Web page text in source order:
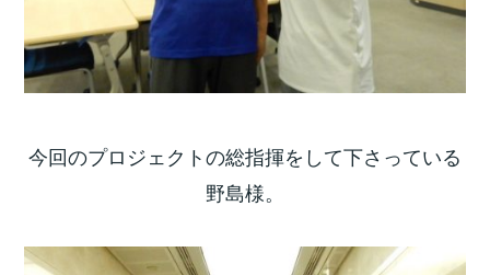
今回のプロジェクトの総指揮をして下さっている
野島様。